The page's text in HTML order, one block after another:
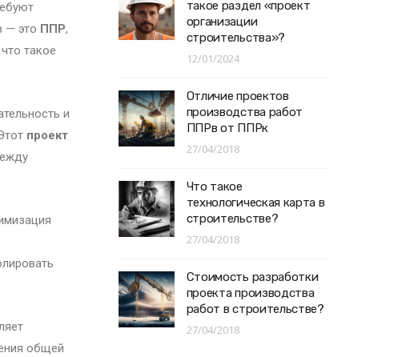
— это ППР,
такое
и
проект
общей
такое раздел «проект
организации
строительства»?
12/01/2024
Отличие проектов
производства работ
ППРв от ППРк
27/04/2018
Что такое
технологическая карта в
строительстве?
27/04/2018
Стоимость разработки
проекта производства
работ в строительстве?
27/04/2018